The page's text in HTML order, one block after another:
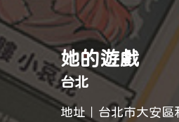
她的遊戲
台北
地址｜台北市大安